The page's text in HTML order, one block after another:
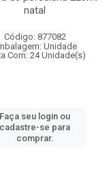
natal
Código: 877082
Unidade
Com: 24 Unidade(s)
Faça seu login ou
cadastre-se para
comprar.